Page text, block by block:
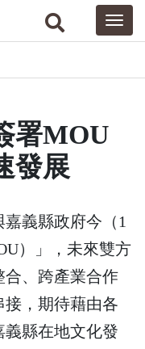
署MOU
發展
義縣政府今（1
）」，未來雙方
合、跨產業合作
，期待藉由各
縣在地文化發